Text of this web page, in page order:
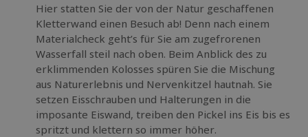
Hier statten Sie der von der Natur geschaffenen
Kletterwand einen Besuch ab! Denn nach einem
Materialcheck geht’s für Sie am zugefrorenen
Wasserfall steil nach oben. Beim Anblick des zu
erklimmenden Kolosses spüren Sie die Mischung
aus Naturerlebnis und Nervenkitzel hautnah. Sie
setzen Eisschrauben und Halterungen in die
imposante Eiswand, treiben den Pickel ins Eis bis es
spritzt und klettern so immer höher.